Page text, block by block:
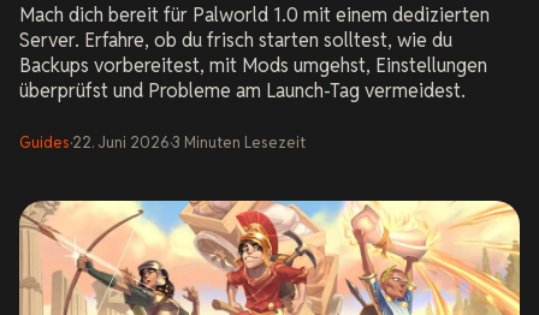
Mach dich bereit für Palworld 1.0 mit einem dedizierten
Server. Erfahre, ob du frisch starten solltest, wie du
Backups vorbereitest, mit Mods umgehst, Einstellungen
überprüfst und Probleme am Launch-Tag vermeidest.
Guides·22. Juni 2026·3 Minuten Lesezeit